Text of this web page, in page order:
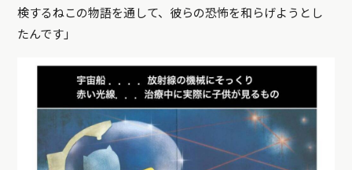
検するねこの物語を通して、彼らの恐怖を和らげようとし
たんです」